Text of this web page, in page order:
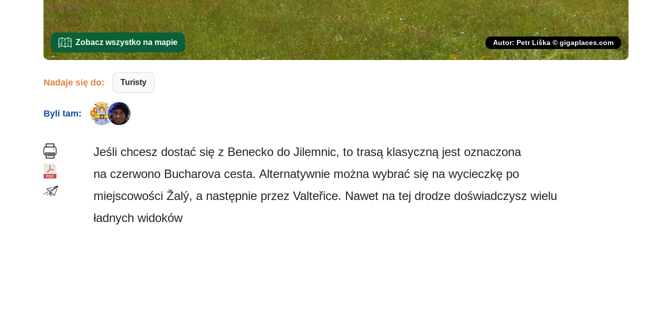
Zobacz wszystko na mapie Autor: Petr Liška © gigaplaces.com
Nadaje się do: Turisty
Byli tam:
Jeśli chcesz dostać się z Benecko do Jilemnic, to trasą klasyczną jest oznaczona
na czerwono Bucharova cesta. Alternatywnie można wybrać się na wycieczkę po
miejscowości Žalý, a następnie przez Valteřice. Nawet na tej drodze doświadczysz wielu
ładnych widoków